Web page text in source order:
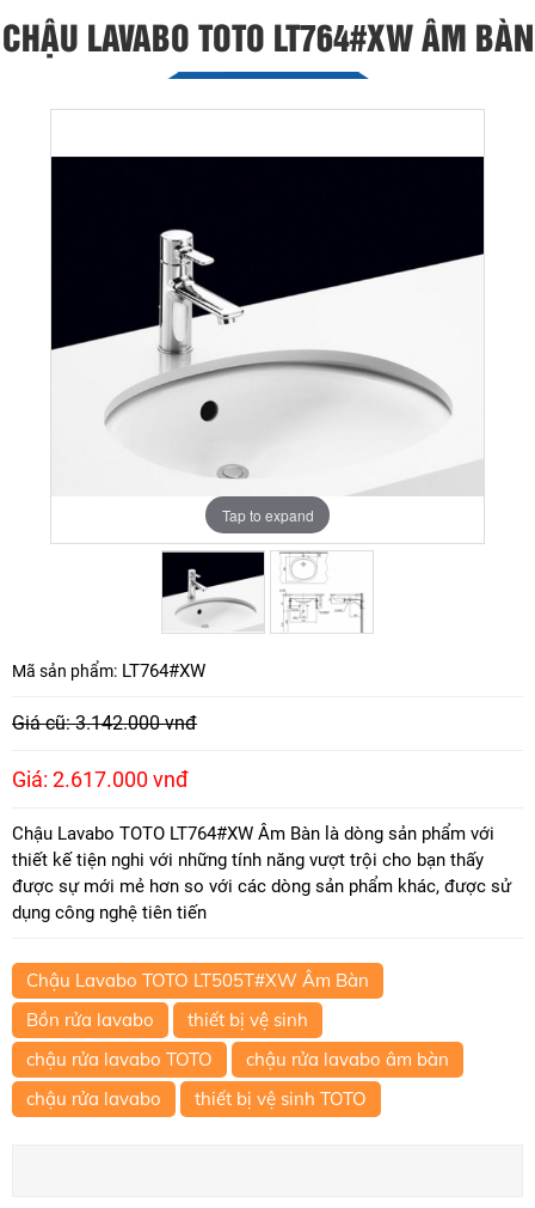
CHẬU LAVABO TOTO LT764#XW ÂM BÀN
Tap to expand
Tap to expand
Mã sản phẩm: LT764#XW
Giá cũ: 3.142.000 vnđ
Giá: 2.617.000 vnđ
Chậu Lavabo TOTO LT764#XW Âm Bàn là dòng sản phẩm với
thiết kế tiện nghi với những tính năng vượt trội cho bạn thấy
được sự mới mẻ hơn so với các dòng sản phẩm khác, được sử
dụng công nghệ tiên tiến
Chậu Lavabo TOTO LT505T#XW Âm Bàn
Bồn rửa lavabo
thiết bị vệ sinh
chậu rửa lavabo TOTO
chậu rửa lavabo âm bàn
chậu rửa lavabo
thiết bị vệ sinh TOTO